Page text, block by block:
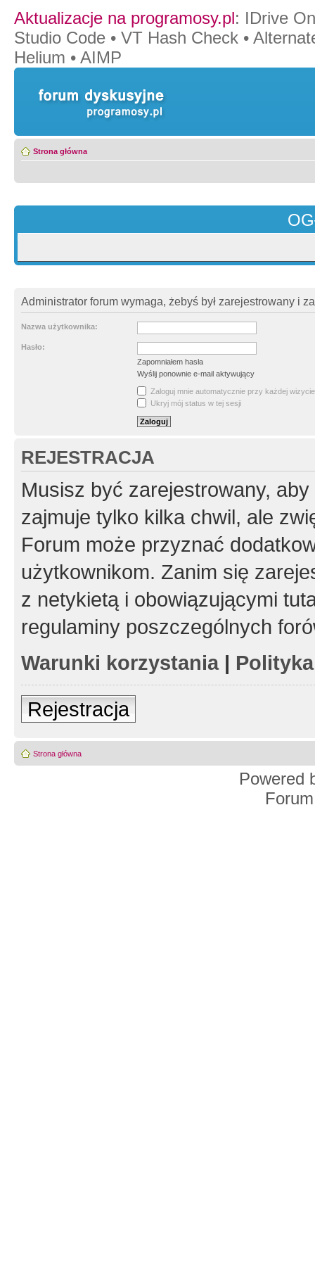
Aktualizacje na programosy.pl: IDrive
Studio Code • VT Hash Check •
Helium • AIMP
Strona główna
Administrator forum wymaga, żebyś był zarejestrowany i
Nazwa użytkownika:
Hasło:
Zapomniałem hasła
Wyślij ponownie e-mail aktywujący
Zaloguj mnie automatycznie przy każdej wizycie
Ukryj mój status w tej sesji
REJESTRACJA
Musisz być zarejestrowany,
zajmuje tylko kilka chwil, ale
Forum może przyznać
użytkownikom. Zanim się
z netykietą i obowiązującymi
regulaminy poszczególnych
Warunki korzystania|
Rejestracja
Strona główna
Powered